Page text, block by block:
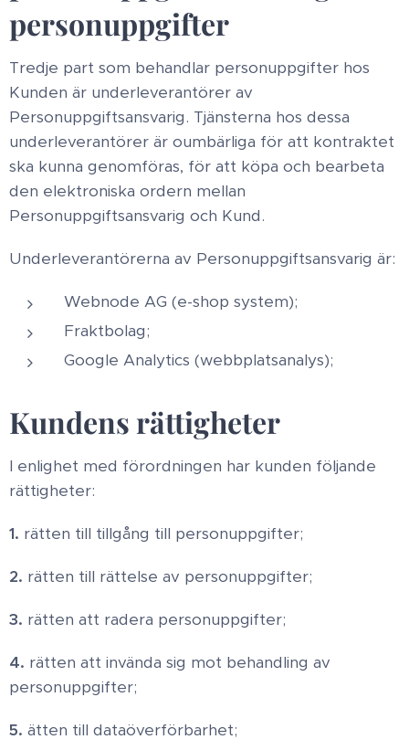
personuppgifter
Tredje part som behandlar personuppgifter hos
Kunden är underleverantörer av
Personuppgiftsansvarig. Tjänsterna hos dessa
underleverantörer är oumbärliga för att kontraktet
ska kunna genomföras, för att köpa och bearbeta
den elektroniska ordern mellan
Personuppgiftsansvarig och Kund.
Underleverantörerna av Personuppgiftsansvarig är:
Webnode AG (e-shop system);
Fraktbolag;
Google Analytics (webbplatsanalys);
Kundens rättigheter
I enlighet med förordningen har kunden följande
rättigheter:
1. rätten till tillgång till personuppgifter;
2. rätten till rättelse av personuppgifter;
3. rätten att radera personuppgifter;
4. rätten att invända sig mot behandling av
personuppgifter;
5. ätten till dataöverförbarhet;